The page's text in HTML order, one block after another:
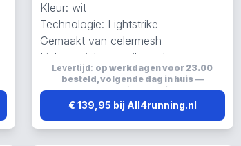
Kleur: wit
Technologie: Lightstrike
Gemaakt van celermesh
Lichtgewicht, ventilerend en
ademend
Levertijd: op werkdagen voor 23.00
besteld, volgende dag in huis—
verzending:gratis
€ 139,95 bij All4running.nl